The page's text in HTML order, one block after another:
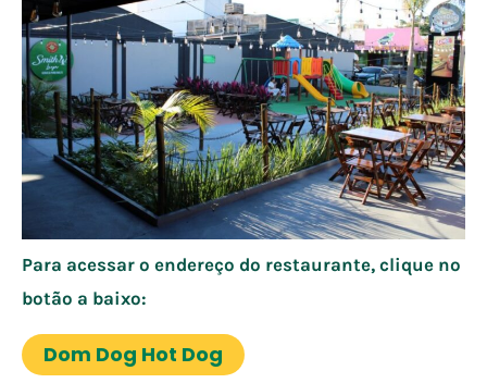
Para acessar o endereço do restaurante, clique no
botão a baixo:
Dom Dog Hot Dog